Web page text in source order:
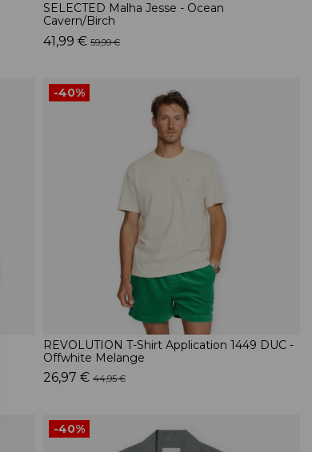
SELECTED Malha Jesse - Ocean
Cavern/Birch
41,99 € 59,99 €
-40%
REVOLUTION T-Shirt Application 1449 DUC -
Offwhite Melange
26,97 € 44,95 €
-40%